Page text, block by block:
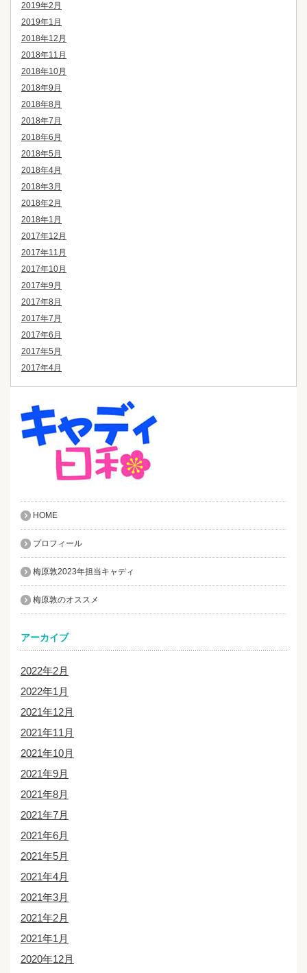
2019年2月
2019年1月
2018年12月
2018年11月
2018年10月
2018年9月
2018年8月
2018年7月
2018年6月
2018年5月
2018年4月
2018年3月
2018年2月
2018年1月
2017年12月
2017年11月
2017年10月
2017年9月
2017年8月
2017年7月
2017年6月
2017年5月
2017年4月
HOME
プロフィール
梅原敦2023年担当キャディ
梅原敦のオススメ
アーカイブ
2022年2月
2022年1月
2021年12月
2021年11月
2021年10月
2021年9月
2021年8月
2021年7月
2021年6月
2021年5月
2021年4月
2021年3月
2021年2月
2021年1月
2020年12月